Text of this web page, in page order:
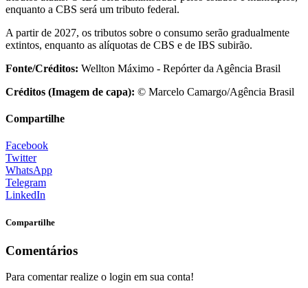
enquanto a CBS será um tributo federal.
A partir de 2027, os tributos sobre o consumo serão gradualmente
extintos, enquanto as alíquotas de CBS e de IBS subirão.
Fonte/Créditos: Wellton Máximo - Repórter da Agência Brasil
Créditos (Imagem de capa): © Marcelo Camargo/Agência Brasil
Compartilhe
Facebook
Twitter
WhatsApp
Telegram
LinkedIn
Compartilhe
Comentários
Para comentar realize o login em sua conta!